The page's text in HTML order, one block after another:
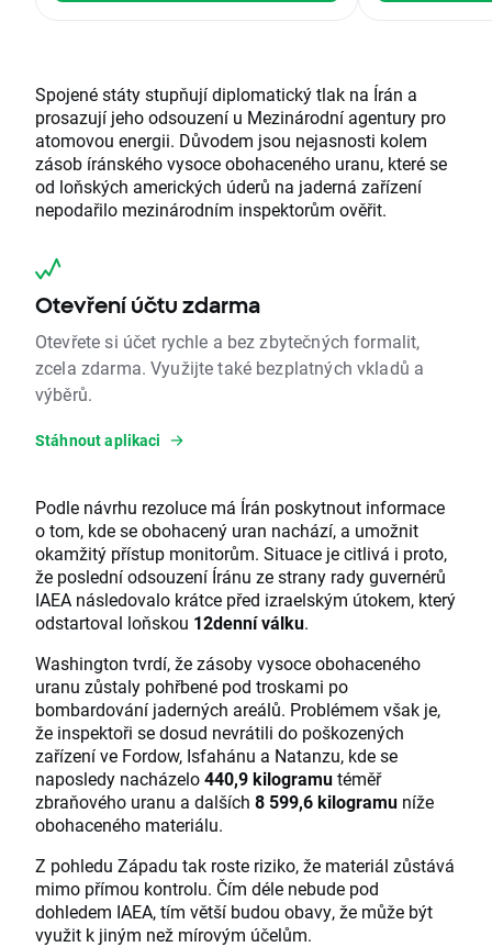
Spojené státy stupňují diplomatický tlak na Írán a
prosazují jeho odsouzení u Mezinárodní agentury pro
atomovou energii. Důvodem jsou nejasnosti kolem
zásob íránského vysoce obohaceného uranu, které se
od loňských amerických úderů na jaderná zařízení
nepodařilo mezinárodním inspektorům ověřit.
Otevření účtu zdarma
Otevřete si účet rychle a bez zbytečných formalit,
zcela zdarma. Využijte také bezplatných vkladů a
výběrů.
Stáhnout aplikaci
Podle návrhu rezoluce má Írán poskytnout informace
o tom, kde se obohacený uran nachází, a umožnit
okamžitý přístup monitorům. Situace je citlivá i proto,
že poslední odsouzení Íránu ze strany rady guvernérů
IAEA následovalo krátce před izraelským útokem, který
odstartoval loňskou 12denní válku.
Washington tvrdí, že zásoby vysoce obohaceného
uranu zůstaly pohřbené pod troskami po
bombardování jaderných areálů. Problémem však je,
že inspektoři se dosud nevrátili do poškozených
zařízení ve Fordow, Isfahánu a Natanzu, kde se
naposledy nacházelo440,9 kilogramutéměř
zbraňového uranu a dalších 8 599,6 kilogramu níže
obohaceného materiálu.
Z pohledu Západu tak roste riziko, že materiál zůstává
mimo přímou kontrolu. Čím déle nebude pod
dohledem IAEA, tím větší budou obavy, že může být
využit k jiným než mírovým účelům.